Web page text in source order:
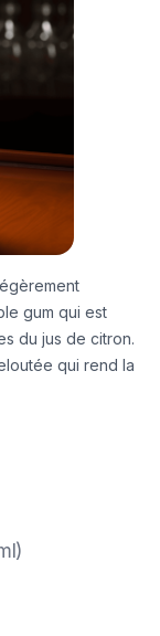
gum qui est
du jus de citron.
qui rend la